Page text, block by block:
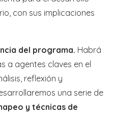
con sus implicaciones
del programa. Habrá
a agentes claves en el
reflexión y
una serie de
y técnicas de